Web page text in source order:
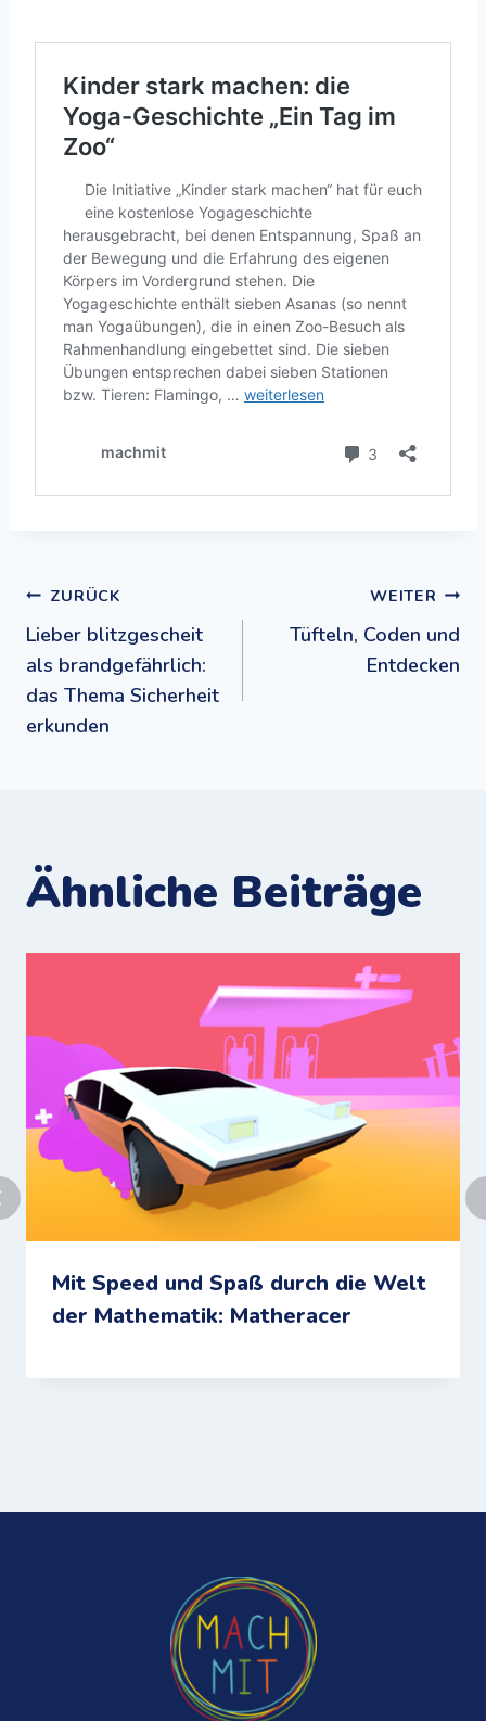
Beitragsnavigation
ZURÜCK
Lieber blitzgescheit
als brandgefährlich:
das Thema Sicherheit
erkunden
WEITER
Tüfteln, Coden und
Entdecken
Ähnliche Beiträge
Mit Speed und Spaß durch die Welt
der Mathematik: Matheracer